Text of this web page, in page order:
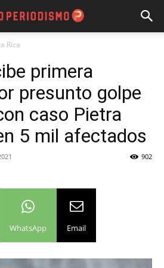
Rica
primera
presunto golpe
caso Pietra
5 mil afectados
902
WhatsApp Email